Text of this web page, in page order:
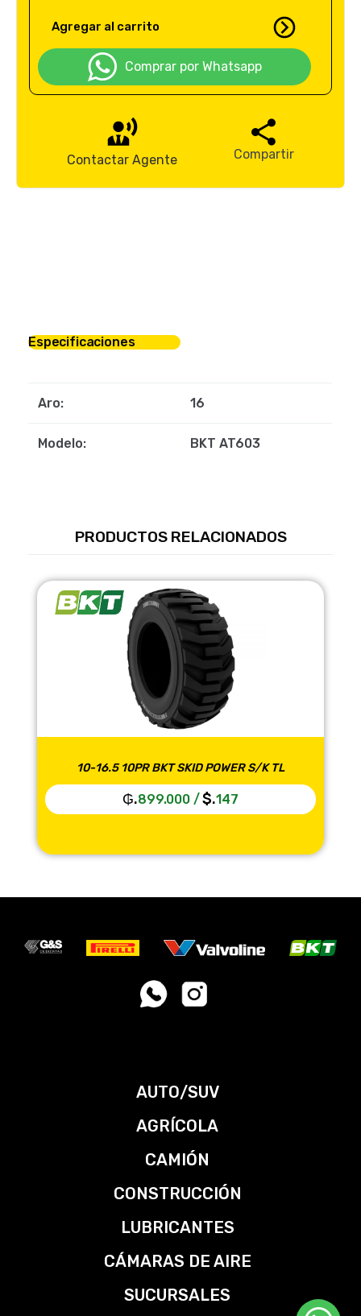
Agregar al carrito
Comprar por Whatsapp
Contactar Agente Compartir
Especificaciones
Aro: 16
Modelo: BKT AT603
PRODUCTOS RELACIONADOS
10-16.5 10PR BKT SKID POWER S/K TL
₲.899.000/$.147
AUTO/SUV
AGRÍCOLA
CAMIÓN
CONSTRUCCIÓN
LUBRICANTES
CÁMARAS DE AIRE
SUCURSALES